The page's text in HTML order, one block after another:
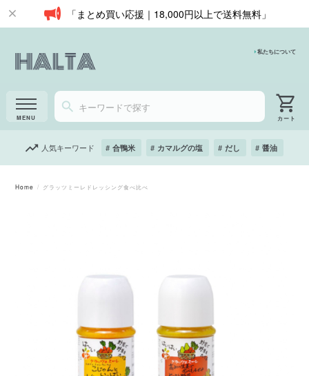
「まとめ買い応援｜18,000円以上で送料無料」
私たちについて
人気キーワード 合鴨米 カマルグの塩 だし 醤油
Home グラッツミーレドレッシング食べ比べ